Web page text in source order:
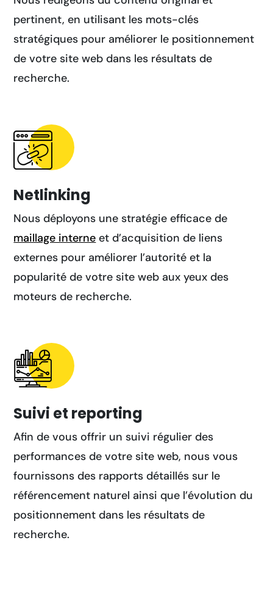
pertinent, en utilisant les mots-clés
stratégiques pour améliorer le positionnement
de votre site web dans les résultats de
recherche.
Netlinking
Nous déployons une stratégie efficace de
maillage interne et d’acquisition de liens
externes pour améliorer l’autorité et la
popularité de votre site web aux yeux des
moteurs de recherche.
Suivi et reporting
Afin de vous offrir un suivi régulier des
performances de votre site web, nous vous
fournissons des rapports détaillés sur le
référencement naturel ainsi que l’évolution du
positionnement dans les résultats de
recherche.